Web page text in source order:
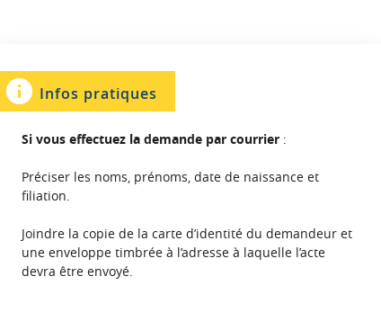
Infos pratiques
Si vous effectuez la demande par courrier:
Préciser les noms, prénoms, date de naissance et
filiation.
Joindre la copie de la carte d’identité du demandeur et
une enveloppe timbrée à l’adresse à laquelle l’acte
devra être envoyé.